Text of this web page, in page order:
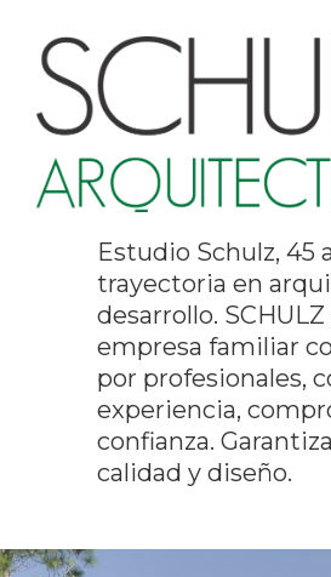
Estudio Schulz, 45
trayectoria en
desarrollo. SCHULZ
empresa familiar
por profesionales,
experiencia,
confianza.
calidad y diseño.